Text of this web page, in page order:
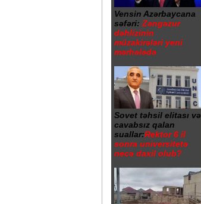
Vensin Azərbaycana
səfəri: Zəngəzur
dəhlizinin
müzakirələri yeni
mərhələdə
Sovet təhsil elitası və
cavabsız qalan
suallar:Rektor 6 il
sonra universitetə
necə daxil olub?